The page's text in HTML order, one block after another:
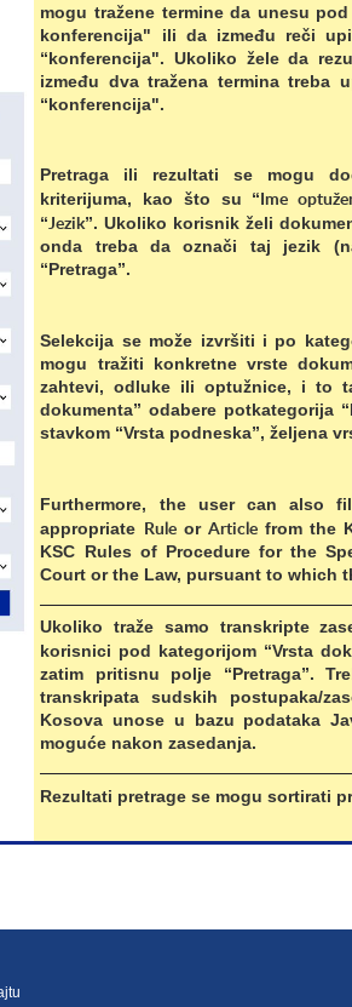
mogu tražene termine da unesu
konferencija" ili da između reči
“konferencija". Ukoliko žele da
između dva tražena termina treba
“konferencija".
Pretraga ili rezultati se mogu
kriterijuma, kao što su “Ime
“Jezik”. Ukoliko korisnik želi
onda treba da označi taj jezik
“Pretraga”.
Selekcija se može izvršiti i po
mogu tražiti konkretne vrste
zahtevi, odluke ili optužnice, i to
dokumenta” odabere potkategorija
stavkom “Vrsta podneska”, željena
Furthermore, the user can also
appropriate Ruleor Articlefrom the
KSC Rules of Procedure for the
Court or the Law, pursuant to which
Ukoliko traže samo transkripte
korisnici pod kategorijom “Vrsta
zatim pritisnu polje “Pretraga”.
transkripata sudskih postupaka/
Kosova unose u bazu podataka
moguće nakon zasedanja.
Rezultati pretrage se mogu sortirati